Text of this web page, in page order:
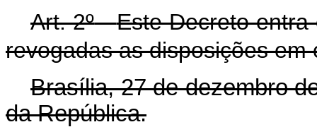
Art. 2º-Este Decreto
revogadas as disposições em
Brasília, 27 de dezembro
da República.